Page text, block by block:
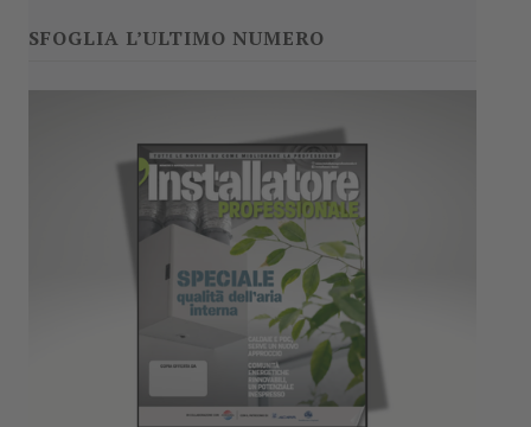
SFOGLIA L’ULTIMO NUMERO